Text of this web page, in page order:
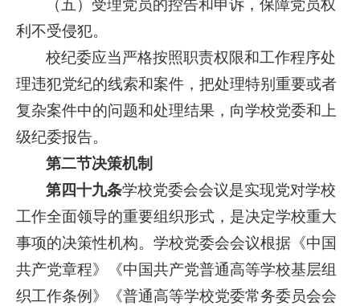
（五）受理党员的控告和申诉，保障党员权
利不受侵犯。
校纪委应当严格按照职责权限和工作程序处
理违犯党纪的线索和案件，把处理特别重要或者
复杂案件中的问题和处理结果，向学校党委和上
级纪委报告。
第二节决策机制
第四十九条学校党委会会议是实现党对学校
工作全面领导的重要组织形式，是决定学校重大
事项的决策性机构。学校党委会会议根据《中国
共产党章程》《中国共产党普通高等学校基层组
织工作条例》《普通高等学校党委常务委员会会